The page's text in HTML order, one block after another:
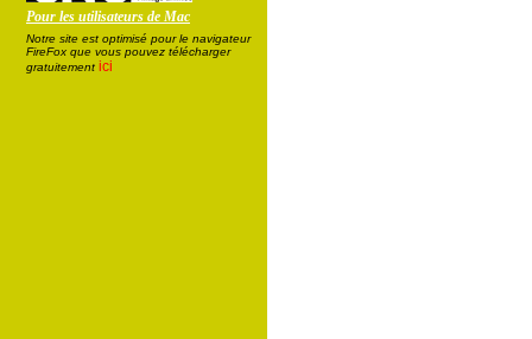
Pour les utilisateurs de Mac
Notre site est optimisé pour le navigateur
FireFox que vous pouvez télécharger
gratuitement ici